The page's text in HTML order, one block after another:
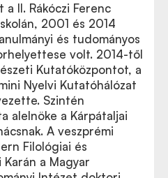
II. Rákóczi Ferenc
2001 és 2014
és tudományos
volt. 2014-től
Kutatóközpontot, a
Nyelvi Kutatóhálózat
Szintén
alelnöke a Kárpátaljai
A veszprémi
Filológiai és
a Magyar